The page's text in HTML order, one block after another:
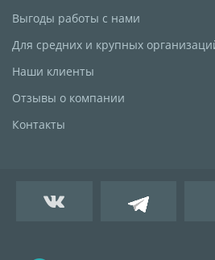
Выгоды работы с нами
Для средних и крупных
Наши клиенты
Отзывы о компании
Контакты